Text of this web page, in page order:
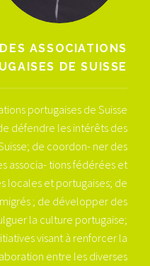
ASSOCIATIONS
DE SUISSE
portugaises de Suisse
défendre les intérêts des
de coordon- ner des
associa- tions fédérées et
locales et portugaises; de
; de développer des
la culture portugaise;
visant à renforcer la
entre les diverses